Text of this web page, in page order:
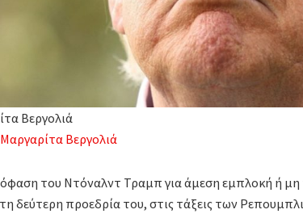
Μαργαρίτα Βεργολιά
του Ντόναλντ Τραμπ για άμεση εμπλοκή ή
τη δεύτερη προεδρία του, στις τάξεις των